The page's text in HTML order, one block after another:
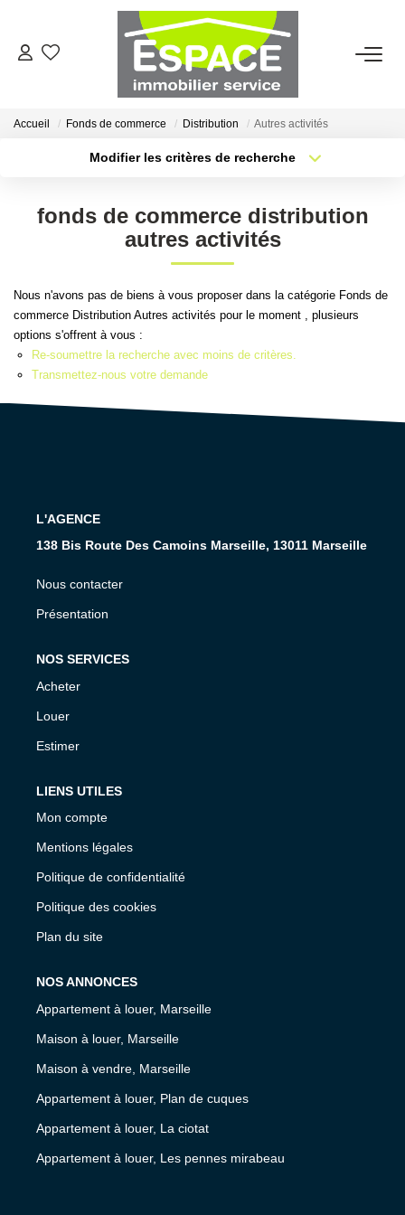
VENTES
AGENCE
Qui Sommes-Nous ?
Nous Rejoindre
Accueil Fonds de commerce Distribution Autres activités
Modifier les critères de recherche
Type de bien
Surface min
Créer une alerte
fonds de commerce distribution
autres activités
Nous n'avons pas de biens à vous proposer dans la catégorie Fonds de
commerce Distribution Autres activités pour le moment , plusieurs
options s'offrent à vous :
Re-soumettre la recherche avec moins de critères.
Transmettez-nous votre demande
L'AGENCE
138 Bis Route Des Camoins Marseille, 13011 Marseille
Nous contacter
Présentation
NOS SERVICES
Acheter
Louer
Estimer
LIENS UTILES
Mon compte
Mentions légales
Politique de confidentialité
Politique des cookies
Plan du site
NOS ANNONCES
Appartement à louer, Marseille
Maison à louer, Marseille
Maison à vendre, Marseille
Appartement à louer, Plan de cuques
Appartement à louer, La ciotat
Appartement à louer, Les pennes mirabeau